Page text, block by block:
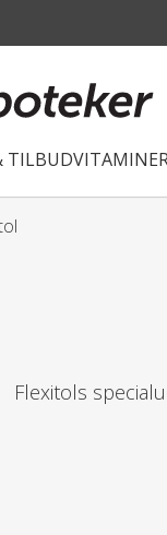
TILBUD
Flexitols